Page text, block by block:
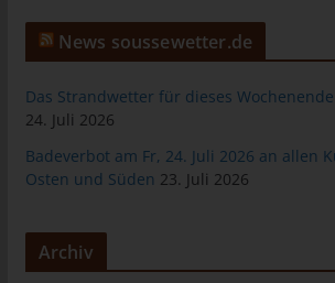
News soussewetter.de
Das Strandwetter für dieses
24. Juli 2026
Badeverbot am Fr, 24. Juli 2026 an allen
Osten und Süden 23. Juli 2026
Archiv
Verarbeitung der sie betreffenden
einverstanden ist.
Name und Anschrift des für
Verarbeitung Verantwortlichen
Verantwortlicher im Sinne der Datenschutz-
sonstiger in den Mitgliedstaaten der
datenschutzrechtlichem Charakter ist:
tunesienfussball.de